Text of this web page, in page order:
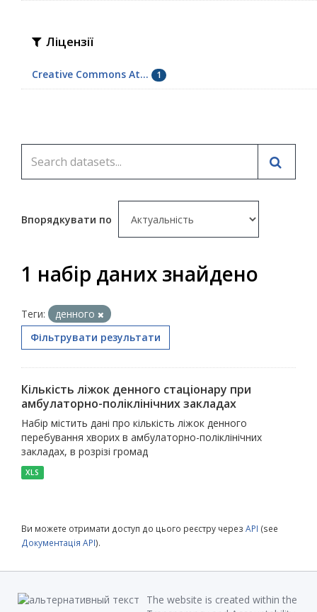
Ліцензії
Creative Commons At... 1
Впорядкувати по
1 набір даних знайдено
Теги:
денного
Фільтрувати результати
Кількість ліжок денного стаціонару при
амбулаторно-поліклінічних закладах
Набір містить дані про кількість ліжок денного
перебування хворих в амбулаторно-поліклінічних
закладах, в розрізі громад
XLS
Ви можете отримати доступ до цього реєстру через API (see
Документація API).
The website is created within the